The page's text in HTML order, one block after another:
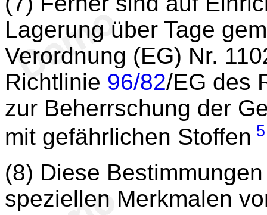
Lagerung über Tage
Verordnung (EG) Nr.
Richtlinie 96/82/EG des
zur Beherrschung der
mit gefährlichen Stoffen 5
(8) Diese
speziellen Merkmalen